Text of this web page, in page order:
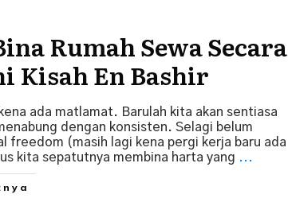
Rumah Sewa Secara
Kisah En Bashir
ada matlamat. Barulah kita akan sentiasa
dengan konsisten. Selagi belum
freedom (masih lagi kena pergi kerja baru ada
kita sepatutnya membina harta yang ...